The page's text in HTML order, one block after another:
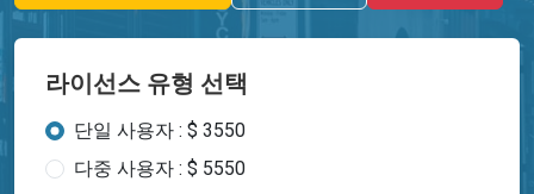
라이선스 유형 선택
단일 사용자 : $ 3550
다중 사용자 : $ 5550